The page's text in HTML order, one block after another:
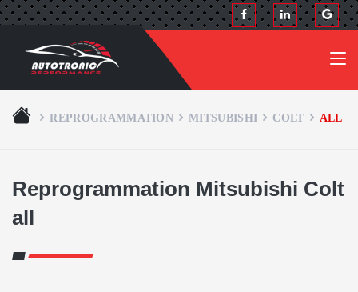
REPROGRAMMATION MITSUBISHI COLT ALL
Reprogrammation Mitsubishi Colt
all